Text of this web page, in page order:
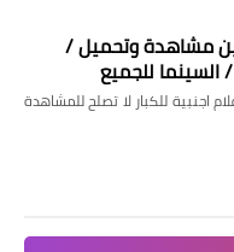
تسوية في
2021 اون لاين مشاهدة وتحميل /
للجميع
اجنبية للكبار لا تصلح للمشاهدة